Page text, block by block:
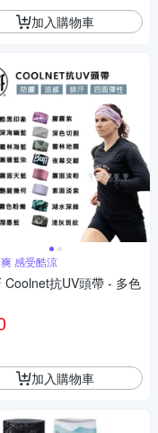
加入購物車
感受酷涼
Coolnet抗UV頭帶 - 多色
加入購物車